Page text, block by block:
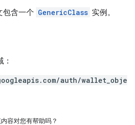
包含一个 GenericClass 实例。
auth/wallet_obje
容对您有帮助吗？